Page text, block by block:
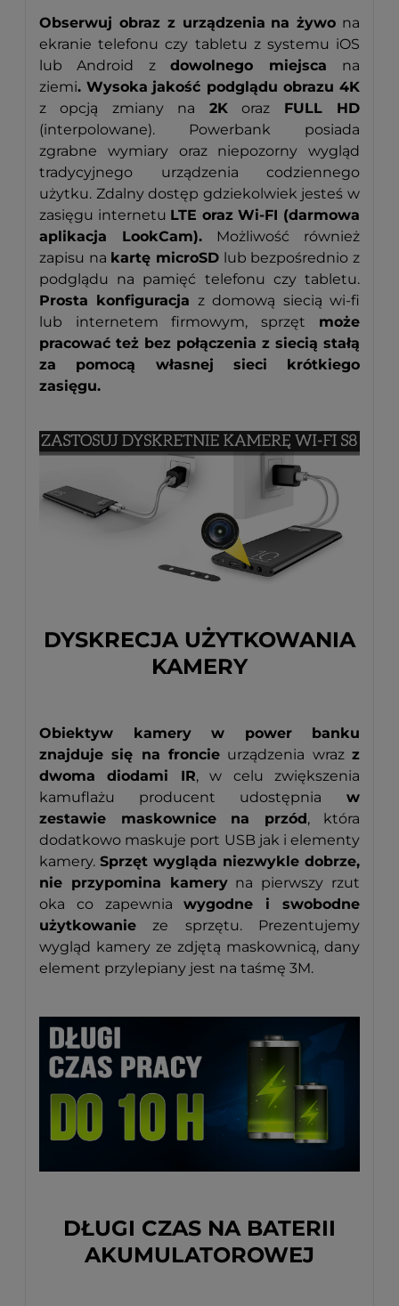
Obserwuj obraz z urządzenia na żywo na
ekranie telefonu czy tabletu z systemu iOS
lub Android zdowolnego miejsca na
ziemi. Wysoka jakość podglądu obrazu 4K
z opcją zmiany na 2Koraz FULL HD
(interpolowane). Powerbank posiada
zgrabne wymiary oraz niepozorny wygląd
tradycyjnego urządzenia codziennego
użytku. Zdalny dostęp gdziekolwiek jesteś w
zasięgu internetu LTE oraz Wi-FI (darmowa
aplikacja LookCam). Możliwość również
zapisu na kartę microSD lub bezpośrednio z
podglądu na pamięć telefonu czy tabletu.
Prosta konfiguracja z domową siecią wi-fi
lub internetem firmowym, sprzęt może
pracować też bez połączenia z siecią stałą
za pomocą własnej sieci krótkiego
zasięgu.
DYSKRECJA UŻYTKOWANIA
KAMERY
Obiektyw kamery w power banku
znajduje się na froncie urządzenia wraz z
dwoma diodami IR, w celu zwiększenia
kamuflażu producent udostępnia w
zestawie maskownice na przód, która
dodatkowo maskuje port USB jak i elementy
kamery. Sprzęt wygląda niezwykle dobrze,
nie przypomina kameryna pierwszy rzut
oka co zapewniawygodne i swobodne
użytkowanie ze sprzętu. Prezentujemy
wygląd kamery ze zdjętą maskownicą, dany
element przylepiany jest na taśmę 3M.
DŁUGI CZAS NA BATERII
AKUMULATOROWEJ